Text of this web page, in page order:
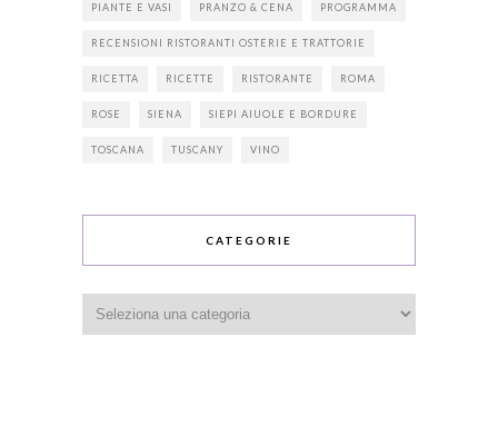
PIANTE E VASI PRANZO & CENA PROGRAMMA
RECENSIONI RISTORANTI OSTERIE E TRATTORIE
RICETTA RICETTE RISTORANTE ROMA
ROSE SIENA SIEPI AIUOLE E BORDURE
TOSCANA TUSCANY VINO
CATEGORIE